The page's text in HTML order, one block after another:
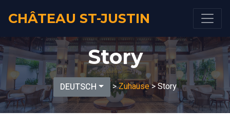
CHÂTEAU ST-JUSTIN
Story
DEUTSCH >Zuhause> Story